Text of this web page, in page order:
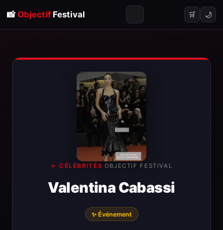
📸 ObjectifFestival 🛒 🌙
← CÉLÉBRITÉS· OBJECTIF FESTIVAL
Valentina Cabassi
✨ Événement